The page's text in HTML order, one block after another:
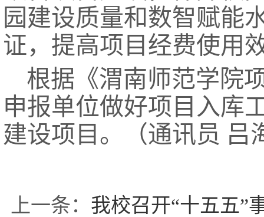
园建设质量和数智赋能
证，提高项目经费使用
根据《渭南师范学院
申报单位做好项目入库
建设项目。（通讯员 吕
上一条： 我校召开“十五五”